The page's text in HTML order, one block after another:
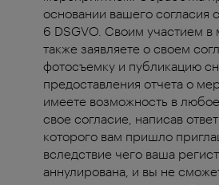
основании вашего согласия
6 DSGVO. Своим участием в
также заявляете о своем
фотосъемку и публикацию
предоставления отчета о
имеете возможность в
свое согласие, написав
которого вам пришло
вследствие чего ваша
аннулирована, и вы не